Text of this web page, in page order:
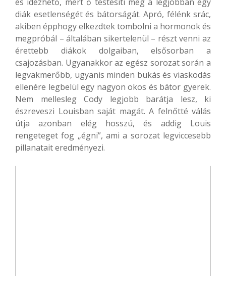
diák esetlenségét és bátorságát. Apró, félénk srác,
akiben épphogy elkezdtek tombolni a hormonok és
megpróbál – általában sikertelenül – részt venni az
érettebb diákok dolgaiban, elsősorban a
csajozásban. Ugyanakkor az egész sorozat során a
legvakmerőbb, ugyanis minden bukás és viaskodás
ellenére legbelül egy nagyon okos és bátor gyerek.
Nem mellesleg Cody legjobb barátja lesz, ki
észreveszi Louisban saját magát. A felnőtté válás
útja azonban elég hosszú, és addig Louis
rengeteget fog „égni”, ami a sorozat legviccesebb
pillanatait eredményezi.